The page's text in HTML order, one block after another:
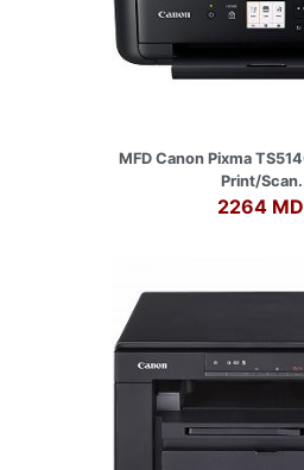
MFD Canon Pixma
Print/
2264